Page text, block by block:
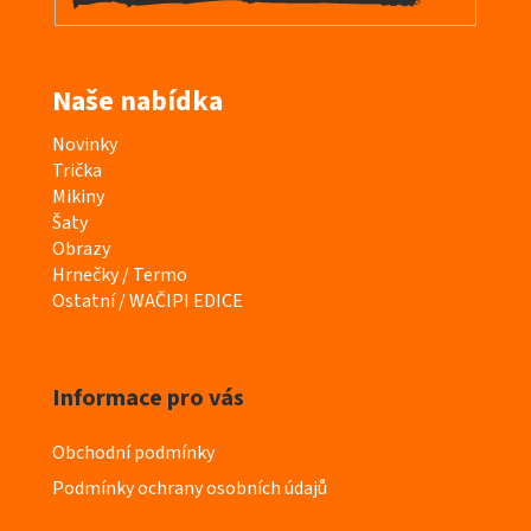
Naše nabídka
K
a
t
e
g
o
r
Novinky
Trička
Mikiny
Šaty
Obrazy
Hrnečky / Termo
Ostatní / WAČIPI EDICE
Informace pro vás
Obchodní podmínky
Podmínky ochrany osobních údajů